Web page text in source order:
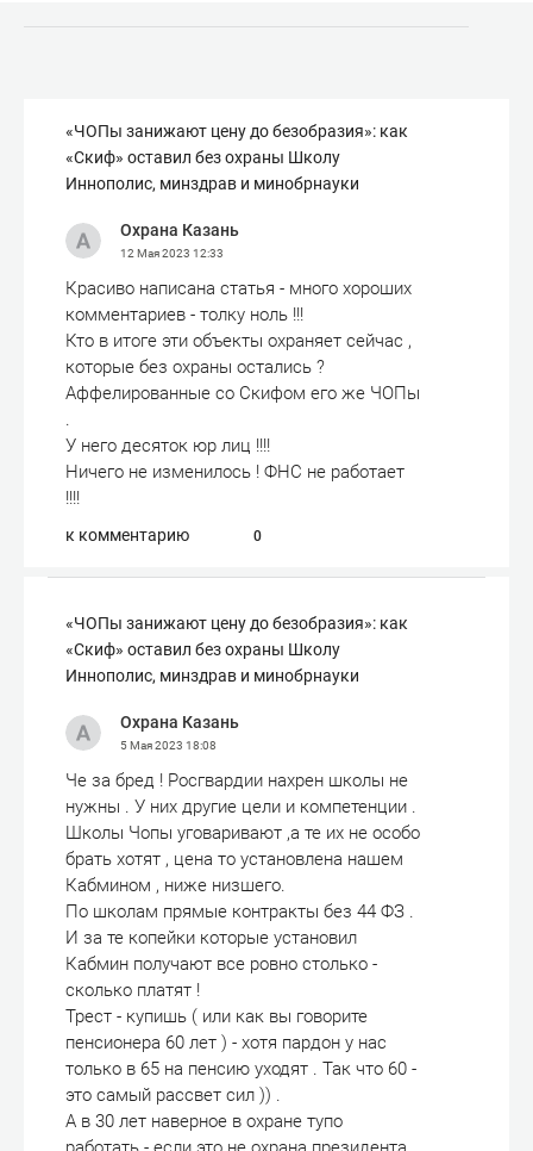
«ЧОПы занижают цену до безобразия»: как
«Скиф» оставил без охраны Школу
Иннополис, минздрав и минобрнауки
Охрана Казань
12 Мая 2023 12:33
Красиво написана статья - много хороших
комментариев - толку ноль !!!
Кто в итоге эти объекты охраняет сейчас ,
которые без охраны остались ?
Аффелированные со Скифом его же ЧОПы
.
У него десяток юр лиц !!!!
Ничего не изменилось ! ФНС не работает
!!!!
к комментарию 0
«ЧОПы занижают цену до безобразия»: как
«Скиф» оставил без охраны Школу
Иннополис, минздрав и минобрнауки
Охрана Казань
5 Мая 2023 18:08
Че за бред ! Росгвардии нахрен школы не
нужны . У них другие цели и компетенции .
Школы Чопы уговаривают ,а те их не особо
брать хотят , цена то установлена нашем
Кабмином , ниже низшего.
По школам прямые контракты без 44 ФЗ .
И за те копейки которые установил
Кабмин получают все ровно столько -
сколько платят !
Трест - купишь ( или как вы говорите
пенсионера 60 лет ) - хотя пардон у нас
только в 65 на пенсию уходят . Так что 60 -
это самый рассвет сил )) .
А в 30 лет наверное в охране тупо